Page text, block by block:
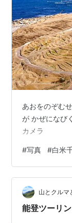
あおをのぞむ
が かぜになび
カメラ
#写真 #白米
山とクルマ
能登ツーリ